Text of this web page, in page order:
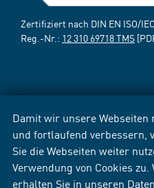
Damit wir unsere
und fortlaufend verbessern,
Sie die Webseiten weiter
Verwendung von Cookies
erhalten Sie in unseren
Zertifiziert nach DIN EN ISO/
Reg.-Nr.: 12 310 69718 TMS